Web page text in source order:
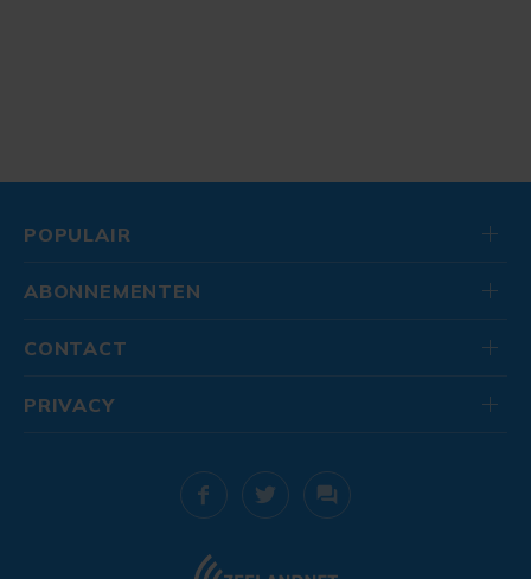
POPULAIR
ABONNEMENTEN
CONTACT
PRIVACY